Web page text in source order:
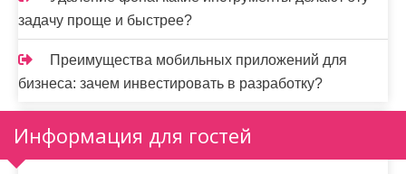
задачу проще и быстрее?
Преимущества мобильных приложений для
бизнеса: зачем инвестировать в разработку?
Информация для гостей